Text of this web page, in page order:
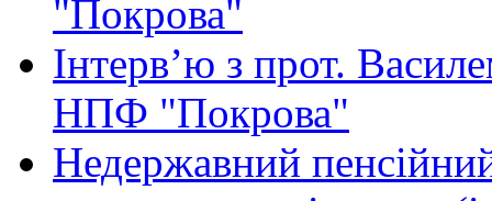
"Покрова"
Інтерв’ю з прот.
НПФ "Покрова"
Недержавний